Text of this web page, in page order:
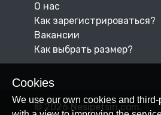
Cookies
We use our own cookies and
О нас
Как зарегистрироваться?
Вакансии
Как выбрать размер?
© 2026 Nesipetsin.com.